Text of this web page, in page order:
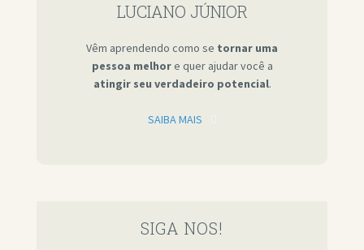
LUCIANO JÚNIOR
Vêm aprendendo como se tornar uma
pessoa melhore quer ajudar você a
atingir seu verdadeiro potencial.
SAIBA MAIS
SIGA NOS!